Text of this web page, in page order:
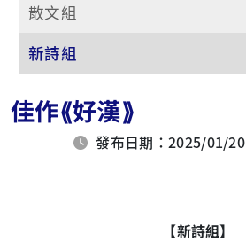
散文組
新詩組
佳作⟪好漢⟫
發布日期：2025/01/20
【新詩組】